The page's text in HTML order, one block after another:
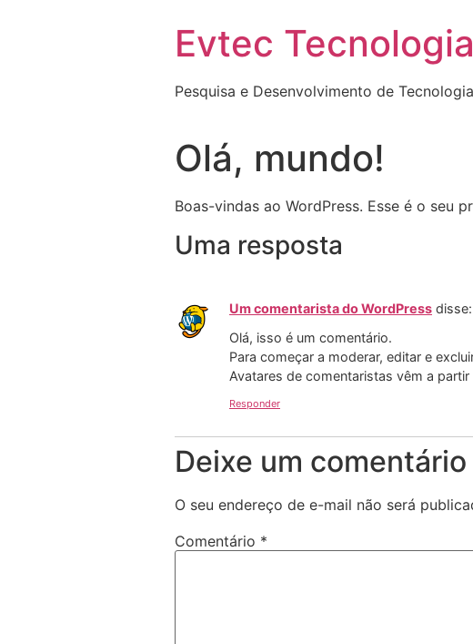
Evtec Tecnologia
Pesquisa e Desenvolvimento de
Olá, mundo!
Boas-vindas ao WordPress. Esse é o seu
Uma resposta
Um comentarista do WordPress disse:
Olá, isso é um comentário.
Para começar a moderar, editar e
Avatares de comentaristas vêm a partir
Responder
Deixe um comentário
O seu endereço de e-mail não será
Comentário *